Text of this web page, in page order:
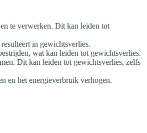
te verwerken. Dit kan leiden tot
in gewichtsverlies.
wat kan leiden tot gewichtsverlies.
Dit kan leiden tot gewichtsverlies, zelfs
en het energieverbruik verhogen.